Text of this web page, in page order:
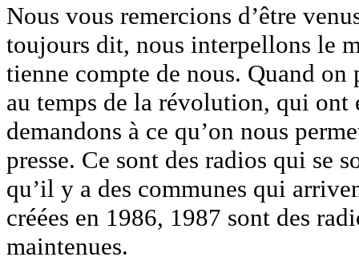
Nous vous remercions d’être
toujours dit, nous interpellons le
tienne compte de nous. Quand
au temps de la révolution, qui ont
demandons à ce qu’on nous
presse. Ce sont des radios qui se
qu’il y a des communes qui
créées en 1986, 1987 sont des
maintenues.